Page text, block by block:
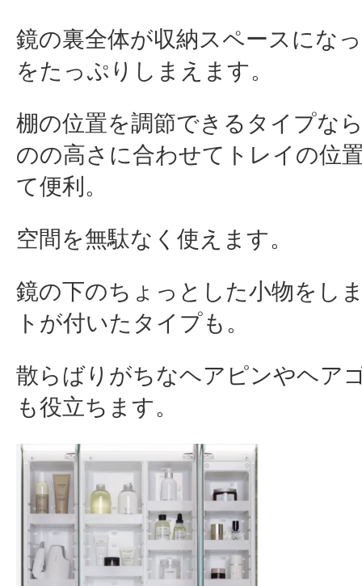
鏡の裏全体が収納スペースにな
をたっぷりしまえます。
棚の位置を調節できるタイプな
のの高さに合わせてトレイの位
て便利。
空間を無駄なく使えます。
鏡の下のちょっとした小物をし
トが付いたタイプも。
散らばりがちなヘアピンやヘア
も役立ちます。